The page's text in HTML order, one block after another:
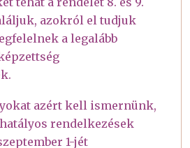
azokról el tudjuk
a legalább
azért kell ismernünk,
rendelkezések
1-jét